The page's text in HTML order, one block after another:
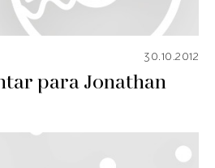
30.10.2012
para Jonathan